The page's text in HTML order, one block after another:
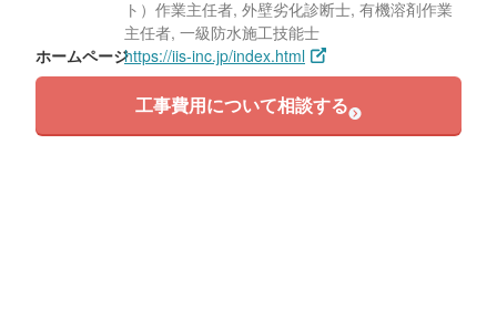
ト）作業主任者, 外壁劣化診断士, 有機溶剤作業
主任者, 一級防水施工技能士
ホームページhttps://iis-inc.jp/index.html
工事費用について相談する